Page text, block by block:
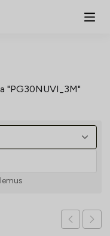
"PG30NUVI_3M"